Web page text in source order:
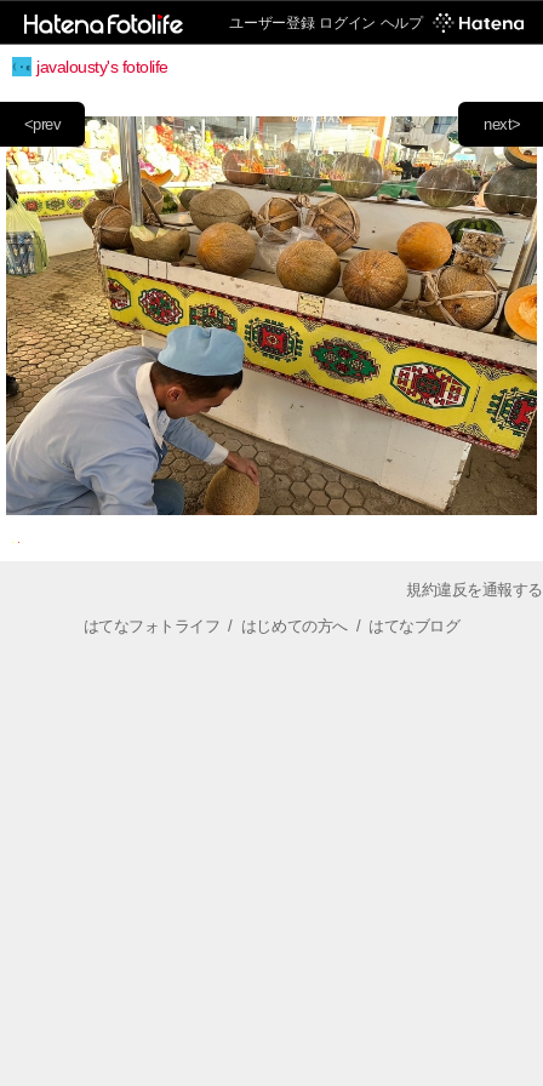
ユーザー登録 ログイン ヘルプ
javalousty's fotolife
next>
<prev
規約違反を通報する
はてなフォトライフ / はじめての方へ/ はてなブログ